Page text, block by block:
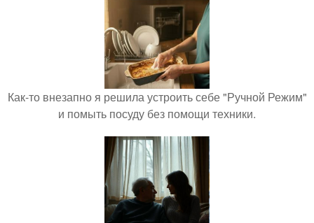
Как-то внезапно я решила устроить себе "Ручной Режим"
и помыть посуду без помощи техники.